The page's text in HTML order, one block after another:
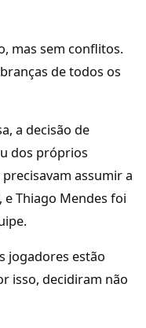
mas sem conflitos.
de todos os
a decisão de
dos próprios
assumir a
Thiago Mendes foi
jogadores estão
isso, decidiram não